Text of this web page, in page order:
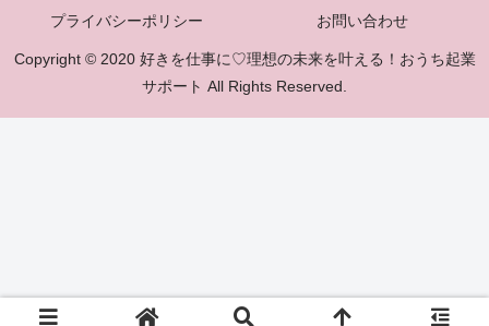
プライバシーポリシー お問い合わせ
Copyright © 2020 好きを仕事に♡理想の未来を叶える！おうち起業
サポート All Rights Reserved.